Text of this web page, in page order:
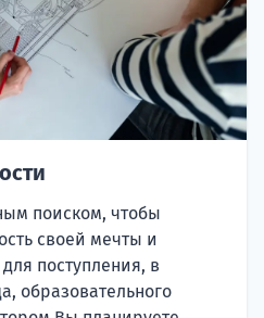
поиском, чтобы
своей мечты и
поступления, в
образовательного